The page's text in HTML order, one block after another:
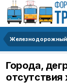
Железнодорожный
Города,
отсутствия